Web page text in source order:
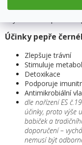
konzervování
Účinky pepře
Zlepšuje trávní
Stimuluje
Detoxikace
Podporuje
Antimikrobiální
dle nařízení ES
účinky, proto výše
babiček a
doporučení –
nemusí být